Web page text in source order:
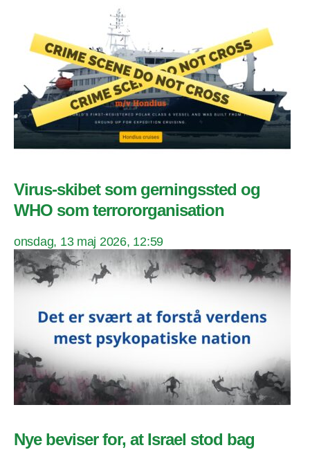
Virus-skibet som gerningssted og
WHO som terrororganisation
onsdag, 13 maj 2026, 12:59
Nye beviser for, at Israel stod bag